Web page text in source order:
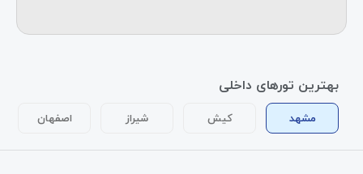
بهترین تورهای داخلی
مشهد کیش شیراز اصفهان